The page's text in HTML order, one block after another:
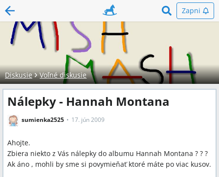
Zapni
Diskusie Voľné diskusie
Nálepky - Hannah Montana
sumienka2525 17. jún 2009
Ahojte.
Zbiera niekto z Vás nálepky do albumu Hannah Montana ? ? ?
Ak áno , mohli by sme si povymieňať ktoré máte po viac kusov.